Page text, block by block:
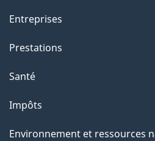
Entreprises
Prestations
Santé
Impôts
Environnement et ressources